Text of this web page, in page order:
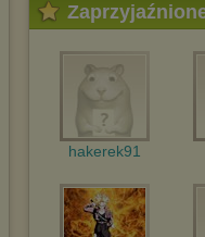
hakerek91